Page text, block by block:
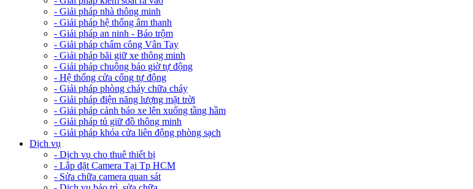
- Giải pháp nhà thông minh
- Giải pháp hệ thống âm thanh
- Giải pháp an ninh - Báo trộm
- Giải pháp chấm công Vân Tay
- Giải pháp bãi giữ xe thông minh
- Giải pháp chuông báo giờ tự động
- Hệ thống cửa cổng tự động
- Giải pháp phòng cháy chữa cháy
- Giải pháp điện năng lượng mặt trời
- Giải pháp cảnh báo xe lên xuống tầng hầm
- Giải pháp tủ giữ đồ thông minh
- Giải pháp khóa cửa liên động phòng sạch
Dịch vụ
- Dịch vụ cho thuê thiết bị
- Lắp đặt Camera Tại Tp HCM
- Sửa chữa camera quan sát